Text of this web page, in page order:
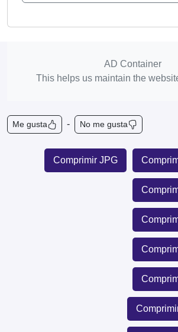
AD Container
This helps us maintain the
Me gusta - No me gusta
Comprimir JPG